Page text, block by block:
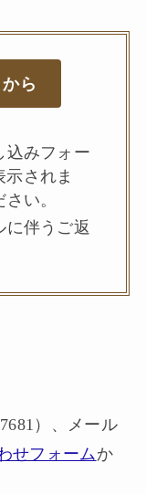
ら
込みフォー
示されま
い。
に伴うご返
）、メール
せフォームか